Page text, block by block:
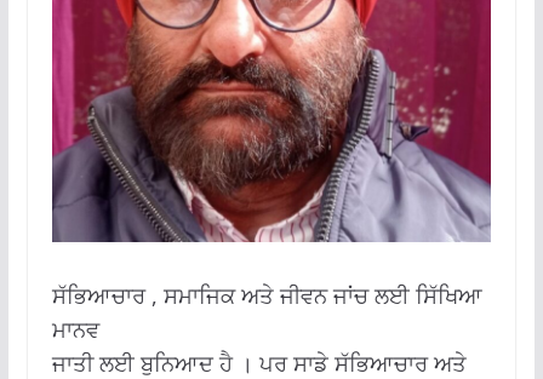
ਸੱਭਿਆਚਾਰ , ਸਮਾਜਿਕ ਅਤੇ ਜੀਵਨ ਜਾਂਚ ਲਈ ਸਿੱਖਿਆ
ਮਾਨਵ
ਜਾਤੀ ਲਈ ਬੁਨਿਆਦ ਹੈ । ਪਰ ਸਾਡੇ ਸੱਭਿਆਚਾਰ ਅਤੇ